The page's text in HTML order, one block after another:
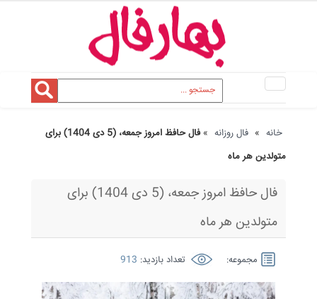
Toggle
navigation
خانه » فال روزانه »
فال حافظ امروز جمعه، (5 دی 1404) برای
متولدین هر ماه
فال حافظ امروز جمعه، (5 دی 1404) برای
متولدین هر ماه
مجموعه: تعداد بازدید: 913